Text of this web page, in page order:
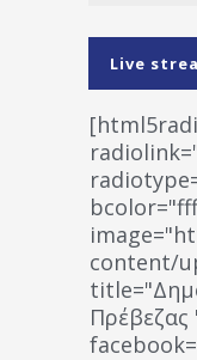
Live
content/
Πρέβεζας